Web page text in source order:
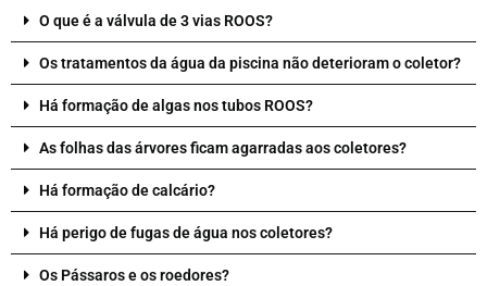
O que é a válvula de 3 vias ROOS?
Os tratamentos da água da piscina não deterioram o coletor?
Há formação de algas nos tubos ROOS?
As folhas das árvores ficam agarradas aos coletores?
Há formação de calcário?
Há perigo de fugas de água nos coletores?
Os Pássaros e os roedores?